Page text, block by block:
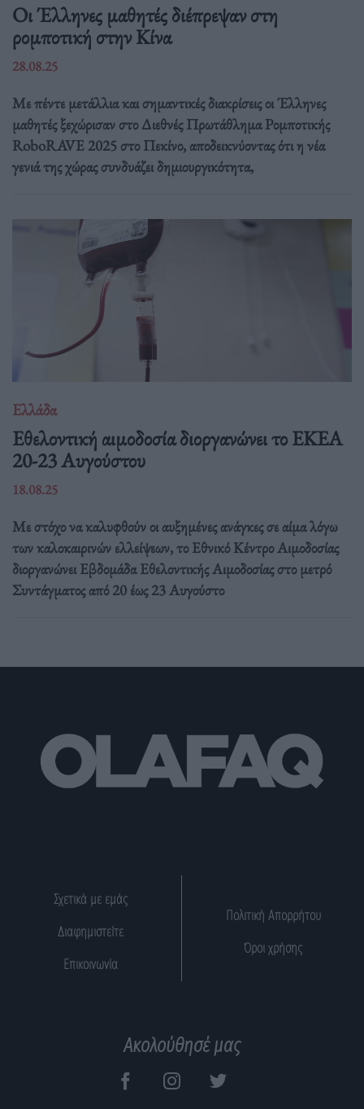
Οι Έλληνες μαθητές διέπρεψαν στη
ρομποτική στην Κίνα
28.08.25
Με πέντε μετάλλια και σημαντικές διακρίσεις οι Έλληνες
μαθητές ξεχώρισαν στο Διεθνές Πρωτάθλημα Ρομποτικής
RoboRAVE 2025 στο Πεκίνο, αποδεικνύοντας ότι η νέα
γενιά της χώρας συνδυάζει δημιουργικότητα,
Ελλάδα
Eθελοντική αιμοδοσία διοργανώνει το ΕΚΕΑ
20-23 Αυγούστου
18.08.25
Με στόχο να καλυφθούν οι αυξημένες ανάγκες σε αίμα λόγω
των καλοκαιρινών ελλείψεων, το Εθνικό Κέντρο Αιμοδοσίας
διοργανώνει Εβδομάδα Εθελοντικής Αιμοδοσίας στο μετρό
Συντάγματος από 20 έως 23 Αυγούστο
Σχετικά με εμάς
Διαφημιστείτε
Επικοινωνία
Πολιτική Απορρήτου
Όροι χρήσης
Ακολούθησέ μας